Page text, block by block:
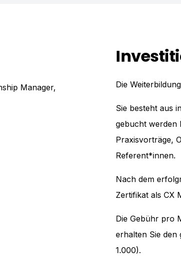
Manager,
Die
Sie besteht aus
gebucht werden
Praxisvorträge,
Referent*innen.
Nach dem
Zertifikat als CX
Die Gebühr pro
erhalten Sie den
1.000).